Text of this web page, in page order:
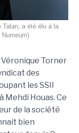
Talan, a été élu à la
Torner
des
les SSII
Mehdi Houas. Ce
de la société
bien